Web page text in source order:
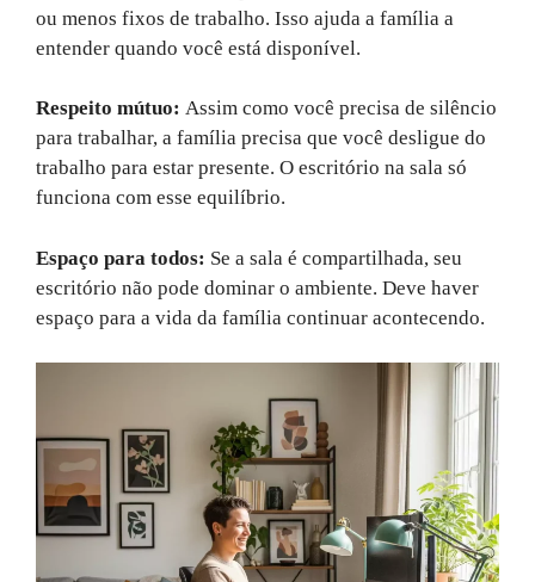
ou menos fixos de trabalho. Isso ajuda a família a
entender quando você está disponível.
Respeito mútuo: Assim como você precisa de silêncio
para trabalhar, a família precisa que você desligue do
trabalho para estar presente. O escritório na sala só
funciona com esse equilíbrio.
Espaço para todos: Se a sala é compartilhada, seu
escritório não pode dominar o ambiente. Deve haver
espaço para a vida da família continuar acontecendo.